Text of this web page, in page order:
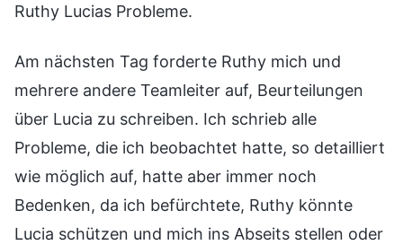
Ruthy Lucias Probleme.
Am nächsten Tag forderte Ruthy mich und
mehrere andere Teamleiter auf, Beurteilungen
über Lucia zu schreiben. Ich schrieb alle
Probleme, die ich beobachtet hatte, so detailliert
wie möglich auf, hatte aber immer noch
Bedenken, da ich befürchtete, Ruthy könnte
Lucia schützen und mich ins Abseits stellen oder